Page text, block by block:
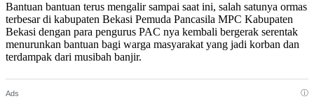
Bantuan bantuan terus mengalir sampai saat ini, salah satunya ormas
terbesar di kabupaten Bekasi Pemuda Pancasila MPC Kabupaten
Bekasi dengan para pengurus PAC nya kembali bergerak serentak
menurunkan bantuan bagi warga masyarakat yang jadi korban dan
terdampak dari musibah banjir.
Ads ⓘ